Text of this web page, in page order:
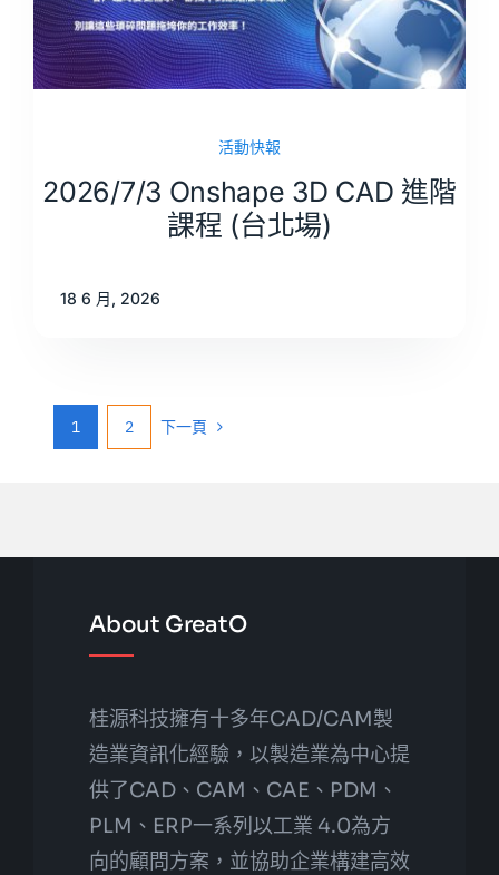
活動快報
2026/7/3 Onshape 3D CAD 進階
課程 (台北場)
18 6 月, 2026
1 2 下一頁
About GreatO
桂源科技擁有十多年CAD/CAM製
造業資訊化經驗，以製造業為中心提
供了CAD、CAM、CAE、PDM、
PLM、ERP一系列以工業 4.0為方
向的顧問方案，並協助企業構建高效